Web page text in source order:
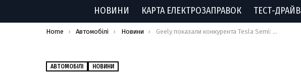
НОВИНИ КАРТА ЕЛЕКТРОЗАПРАВОК ТЕСТ-ДРАЙВ
You are here:
Home Автомобілі Новини Geely показали конкурента Tesla Semi: китайська вантажівка отримала три види силових установок
АВТОМОБІЛІ НОВИНИ